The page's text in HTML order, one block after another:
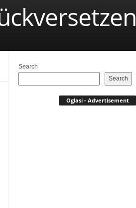
Search
Search
Oglasi - Advertisement